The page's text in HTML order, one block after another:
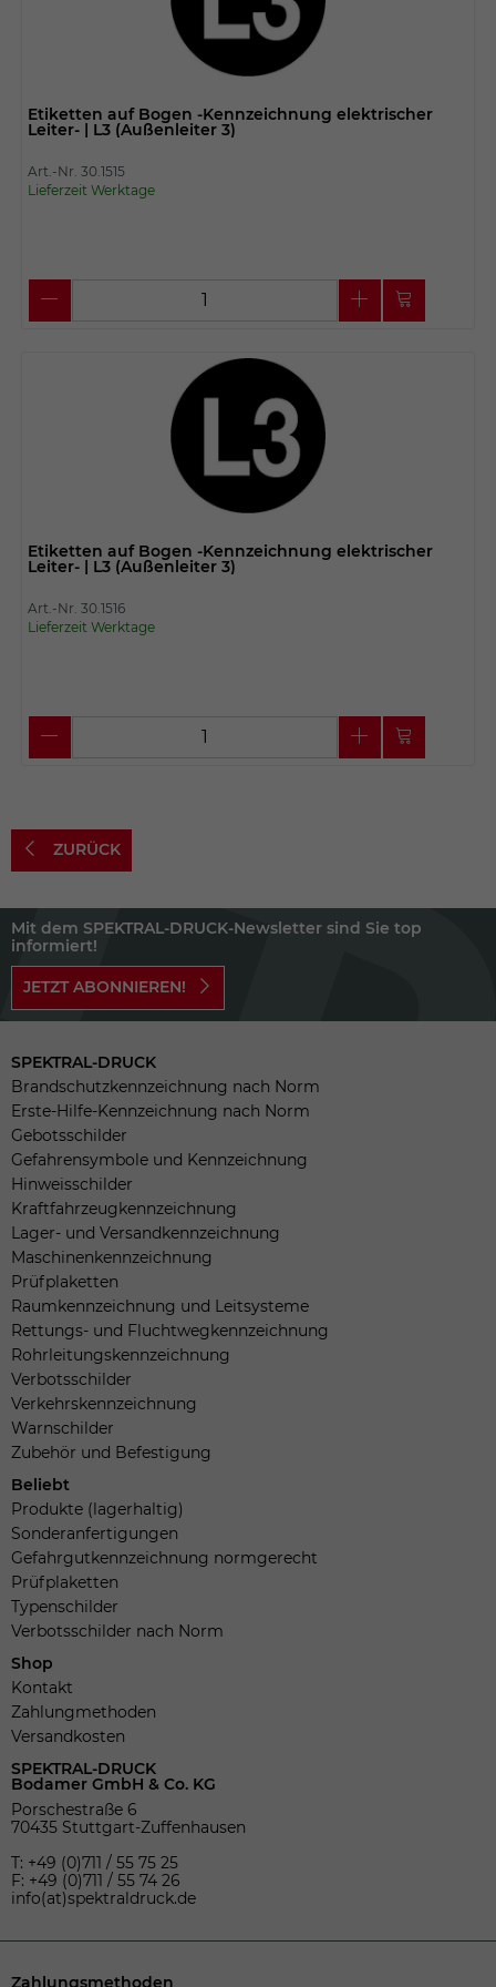
Etiketten auf Bogen -Kennzeichnung elektrischer
Leiter- | L3 (Außenleiter 3)
Art.-Nr. 30.1515
Lieferzeit Werktage
Etiketten auf Bogen -Kennzeichnung elektrischer
Leiter- | L3 (Außenleiter 3)
Art.-Nr. 30.1516
Lieferzeit Werktage
ZURÜCK
Mit dem SPEKTRAL-DRUCK-Newsletter sind Sie top
informiert!
JETZT ABONNIEREN!
SPEKTRAL-DRUCK
Brandschutzkennzeichnung nach Norm
Erste-Hilfe-Kennzeichnung nach Norm
Gebotsschilder
Gefahrensymbole und Kennzeichnung
Hinweisschilder
Kraftfahrzeugkennzeichnung
Lager- und Versandkennzeichnung
Maschinenkennzeichnung
Prüfplaketten
Raumkennzeichnung und Leitsysteme
Rettungs- und Fluchtwegkennzeichnung
Rohrleitungskennzeichnung
Verbotsschilder
Verkehrskennzeichnung
Warnschilder
Zubehör und Befestigung
Beliebt
Produkte (lagerhaltig)
Sonderanfertigungen
Gefahrgutkennzeichnung normgerecht
Prüfplaketten
Typenschilder
Verbotsschilder nach Norm
Shop
Kontakt
Zahlungmethoden
Versandkosten
SPEKTRAL-DRUCK
Bodamer GmbH & Co. KG
Porschestraße 6
70435 Stuttgart-Zuffenhausen
T: +49 (0)711 / 55 75 25
F: +49 (0)711 / 55 74 26
info(at)spektraldruck.de
Zahlungsmethoden